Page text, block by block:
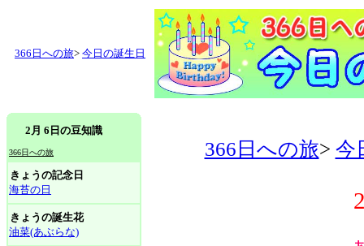
366日への旅> 今日の誕生日
2月 6日の豆知識
366日への旅
きょうの記念日
海苔の日
きょうの誕生花
油菜(あぶらな)
366日への旅> 今